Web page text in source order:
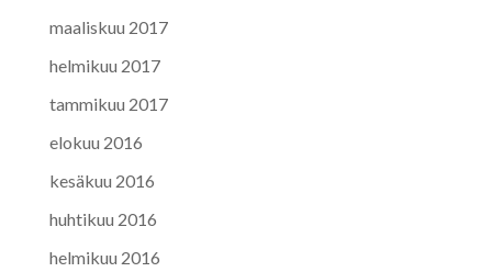
maaliskuu 2017
helmikuu 2017
tammikuu 2017
elokuu 2016
kesäkuu 2016
huhtikuu 2016
helmikuu 2016